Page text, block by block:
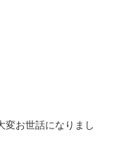
変お世話になりまし